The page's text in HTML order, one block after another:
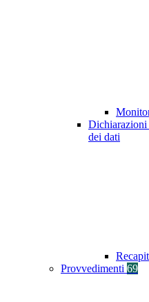
Dichiarazioni
dei dati
Provvedimenti 69